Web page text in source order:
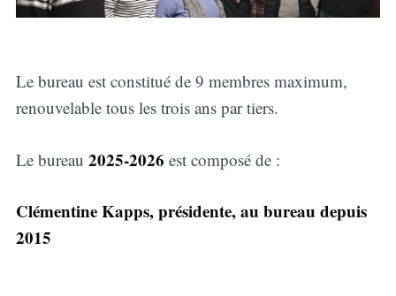
Le bureau est constitué de 9 membres maximum,
renouvelable tous les trois ans par tiers.
Le bureau 2025-2026 est composé de :
Clémentine Kapps, présidente, au bureau depuis
2015